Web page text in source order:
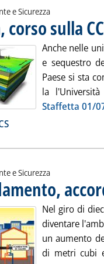
e Sicurezza
sulla
Anche nelle
e sequestro
Paese si sta
la
Staffetta 01/
alla notizia
e Sicurezza
Nel giro di
diventare
un aumento
di metri cubi